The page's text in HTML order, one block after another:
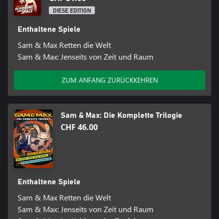
Hat der paranoide Ladenbesitzer Bosco vielleicht recht, wenn er
von einer großen Verschwörung spricht? Verheimlicht die
Imbissbudenbesitzerin Stinky die Wahrheit darüber, was mit
ihrem Großvater (der ebenfalls Stinky heißt) passiert ist? Wird die
schüchterne Nachbarin Sybil Pandemik jemals die wahre Liebe
DIESE EDITION
Enthaltene Spiele
Sam & Max Retten die Welt
Sam & Max: Jenseits von Zeit und Raum
ZUM ANFANG ZURÜCKKEHREN
Sam & Max: Die Komplette Trilogie
CHF 46.00
Enthaltene Spiele
Sam & Max Retten die Welt
Sam & Max: Jenseits von Zeit und Raum